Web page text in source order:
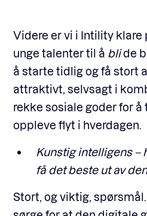
Videre er vi i Intility klare
unge talenter til å blide
å starte tidlig og få stort
attraktivt, selvsagt i
rekke sosiale goder for å
oppleve flyt i hverdagen.
Kunstig intelligens –
få det beste ut av
Stort, og viktig,